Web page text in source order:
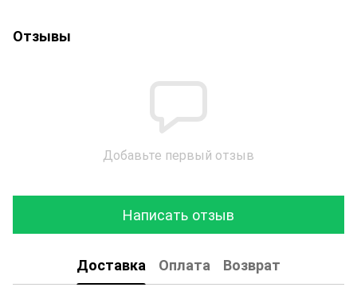
Отзывы
Добавьте первый отзыв
Написать отзыв
Доставка Оплата Возврат